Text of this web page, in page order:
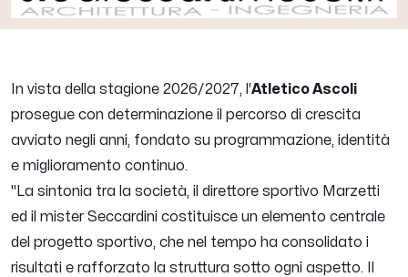
In vista della stagione 2026/2027, l'Atletico Ascoli
prosegue con determinazione il percorso di crescita
avviato negli anni, fondato su programmazione, identità
e miglioramento continuo.
"La sintonia tra la società, il direttore sportivo Marzetti
ed il mister Seccardini costituisce un elemento centrale
del progetto sportivo, che nel tempo ha consolidato i
risultati e rafforzato la struttura sotto ogni aspetto. Il